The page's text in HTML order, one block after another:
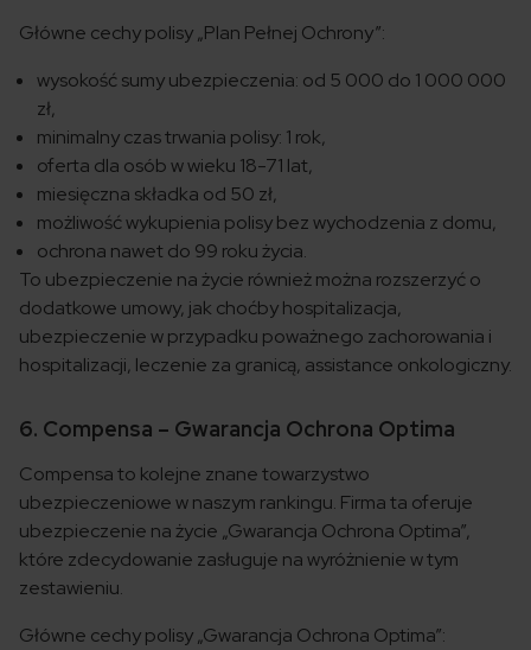
Główne cechy polisy „Plan Pełnej Ochrony”:
wysokość sumy ubezpieczenia: od 5 000 do 1 000 000
zł,
minimalny czas trwania polisy: 1 rok,
oferta dla osób w wieku 18-71 lat,
miesięczna składka od 50 zł,
możliwość wykupienia polisy bez wychodzenia z domu,
ochrona nawet do 99 roku życia.
To ubezpieczenie na życie również można rozszerzyć o
dodatkowe umowy, jak choćby hospitalizacja,
ubezpieczenie w przypadku poważnego zachorowania i
hospitalizacji, leczenie za granicą, assistance onkologiczny.
6. Compensa – Gwarancja Ochrona Optima
Compensa to kolejne znane towarzystwo
ubezpieczeniowe w naszym rankingu. Firma ta oferuje
ubezpieczenie na życie „Gwarancja Ochrona Optima”,
które zdecydowanie zasługuje na wyróżnienie w tym
zestawieniu.
Główne cechy polisy „Gwarancja Ochrona Optima”: